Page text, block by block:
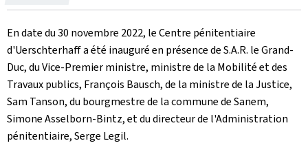
le
En date du 30 novembre 2022, le Centre pénitentiaire
d'Uerschterhaffa été inauguré en présence de S.A.R. le Grand-
Duc, du Vice-Premier ministre, ministre de la Mobilité et des
Travaux publics, François Bausch, de la ministre de la Justice,
Sam Tanson, du bourgmestre de la commune de Sanem,
Simone Asselborn-Bintz, et du directeur de l'Administration
pénitentiaire, Serge Legil.